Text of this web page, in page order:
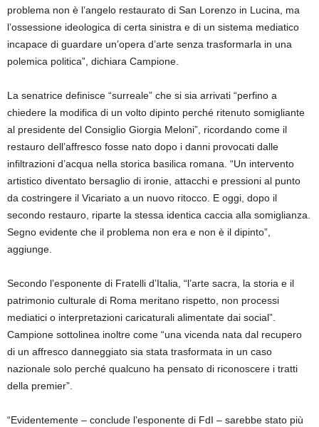
problema non è l’angelo restaurato di San Lorenzo in Lucina, ma
l’ossessione ideologica di certa sinistra e di un sistema mediatico
incapace di guardare un’opera d’arte senza trasformarla in una
polemica politica”, dichiara Campione.
La senatrice definisce “surreale” che si sia arrivati “perfino a
chiedere la modifica di un volto dipinto perché ritenuto somigliante
al presidente del Consiglio Giorgia Meloni”, ricordando come il
restauro dell’affresco fosse nato dopo i danni provocati dalle
infiltrazioni d’acqua nella storica basilica romana. “Un intervento
artistico diventato bersaglio di ironie, attacchi e pressioni al punto
da costringere il Vicariato a un nuovo ritocco. E oggi, dopo il
secondo restauro, riparte la stessa identica caccia alla somiglianza.
Segno evidente che il problema non era e non è il dipinto”,
aggiunge.
Secondo l’esponente di Fratelli d’Italia, “l’arte sacra, la storia e il
patrimonio culturale di Roma meritano rispetto, non processi
mediatici o interpretazioni caricaturali alimentate dai social”.
Campione sottolinea inoltre come “una vicenda nata dal recupero
di un affresco danneggiato sia stata trasformata in un caso
nazionale solo perché qualcuno ha pensato di riconoscere i tratti
della premier”.
“Evidentemente – conclude l’esponente di FdI – sarebbe stato più